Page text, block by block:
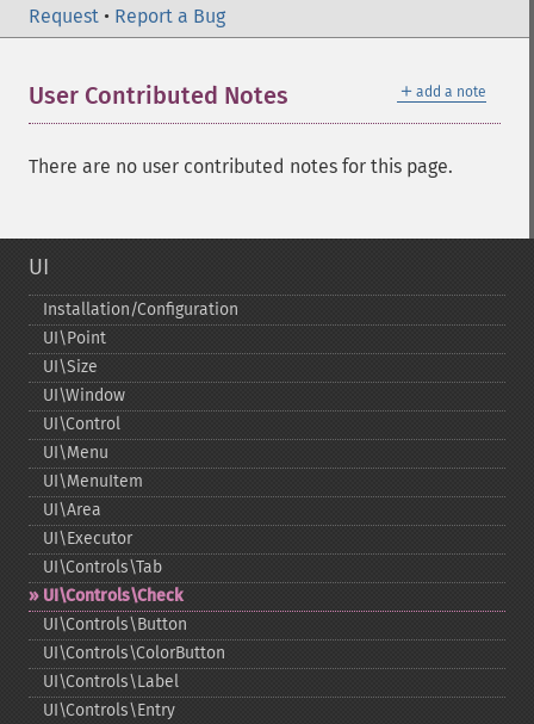
Request • Report a Bug
＋ add a note
User Contributed Notes
There are no user contributed notes for this page.
UI
Installation/Configuration
UI\Point
UI\Size
UI\Window
UI\Control
UI\Menu
UI\MenuItem
UI\Area
UI\Executor
UI\Controls\Tab
UI\Controls\Check
UI\Controls\Button
UI\Controls\ColorButton
UI\Controls\Label
UI\Controls\Entry